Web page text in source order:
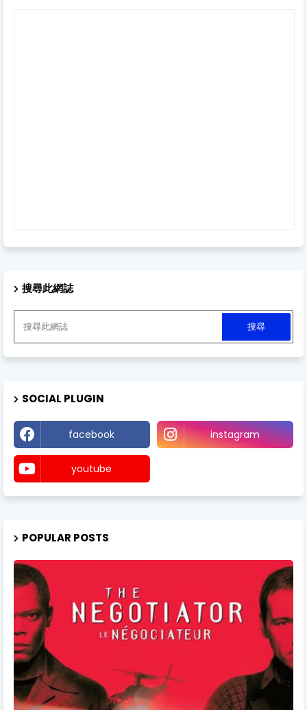
搜尋此網誌
SOCIAL PLUGIN
facebook instagram
youtube
POPULAR POSTS